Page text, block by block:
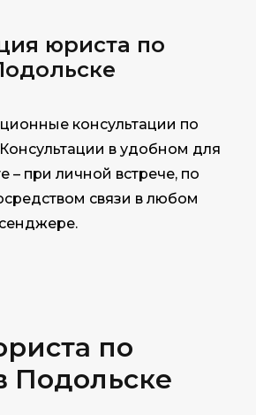
юриста по
консультации по
в удобном для
– при личной встрече, по
связи в любом
по
Подольске